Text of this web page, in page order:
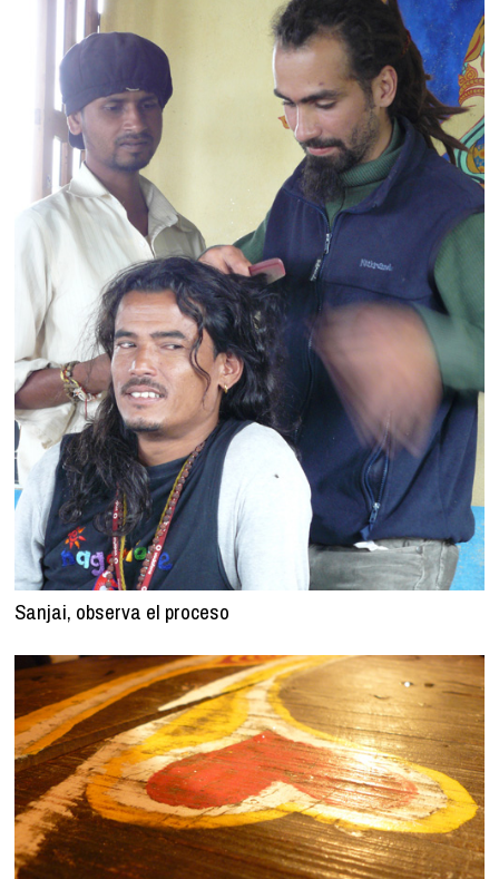
Sanjai, observa el proceso